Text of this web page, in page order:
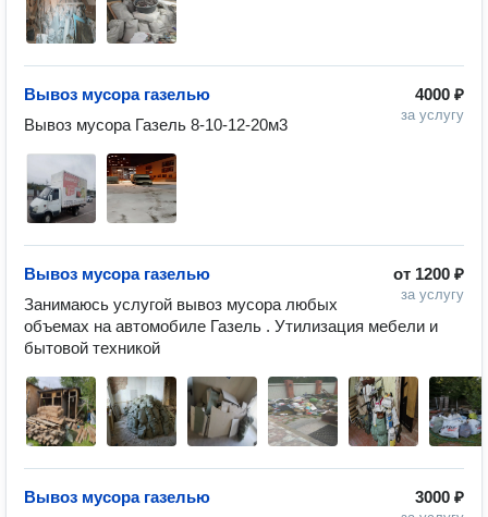
4000 ₽
за услугу
Вывоз мусора газелью
Вывоз мусора Газель 8-10-12-20м3
от 1200 ₽
за услугу
Вывоз мусора газелью
Занимаюсь услугой вывоз мусора любых
объемах на автомобиле Газель . Утилизация мебели и
бытовой техникой
3000 ₽
Вывоз мусора газелью